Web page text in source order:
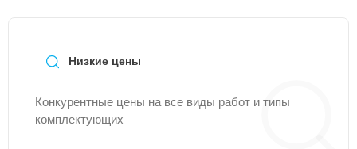
Низкие цены
Конкурентные цены на все виды работ и типы
комплектующих